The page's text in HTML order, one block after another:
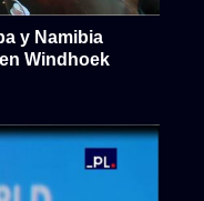
y Namibia
Windhoek